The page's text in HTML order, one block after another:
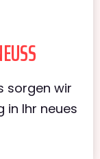
sorgen wir
in Ihr neues